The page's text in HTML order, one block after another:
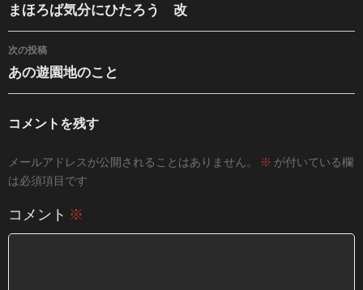
まほろば気分にひたろう 改
次の投稿
あの遊園地のこと
コメントを残す
メールアドレスが公開されることはありません。 ※ が付いている欄
は必須項目です
コメント ※